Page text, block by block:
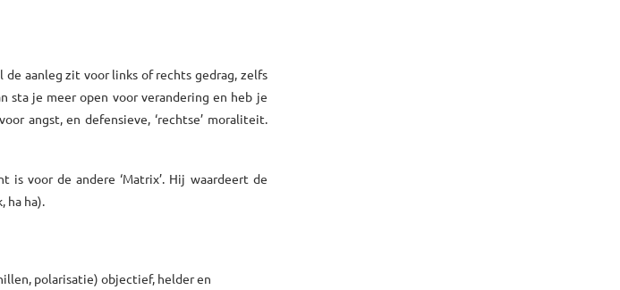
aanleg zit voor links of rechts gedrag, zelfs
sta je meer open voor verandering en heb je
angst, en defensieve, ‘rechtse’ moraliteit.
voor de andere ‘Matrix’. Hij waardeert de
ha ha).
polarisatie) objectief, helder en